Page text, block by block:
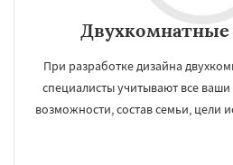
При разработке дизайна
специалисты учитывают все
возможности, состав семьи, цели